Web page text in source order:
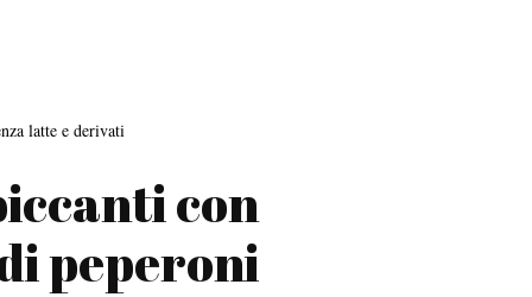
latte e derivati
con
peperoni